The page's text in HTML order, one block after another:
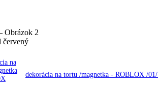
červený
dekorácia na tortu /magnetka - ROBLOX /01/